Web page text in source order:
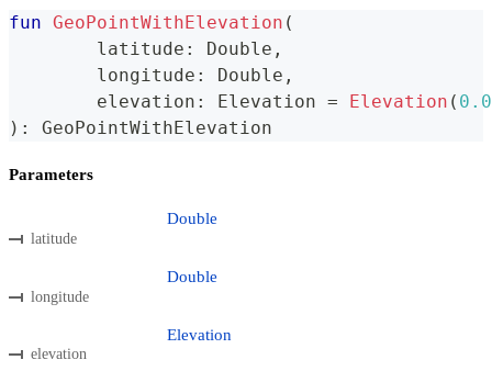
fun GeoPointWithElevation (
	latitude
: Double ,
	longitude
: Double ,
	elevation
: Elevation = Elevation (
) : GeoPointWithElevation
Parameters
latitude
Double
longitude
Double
elevation
Elevation